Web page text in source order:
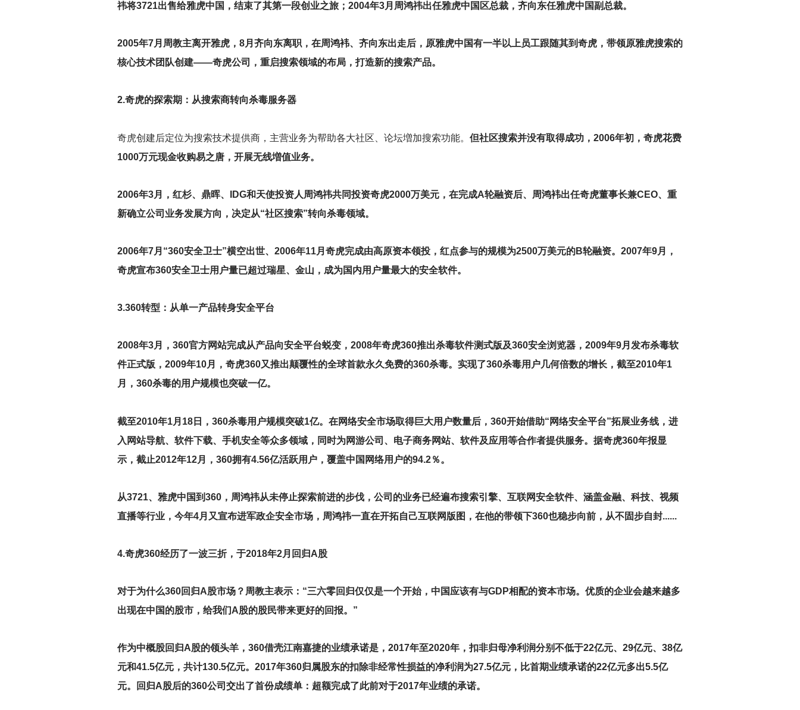
祎将3721出售给雅虎中国，结束了其第一段创业之旅；2004年3月周鸿祎出任雅虎中国区总裁，齐向东任雅虎中国副总裁。
2005年7月周教主离开雅虎，8月齐向东离职，在周鸿袆、齐向东出走后，原雅虎中国有一半以上员工跟随其到奇虎，带领原雅虎搜索的
核心技术团队创建——奇虎公司，重启搜索领域的布局，打造新的搜索产品。
2.奇虎的探索期：从搜索商转向杀毒服务器
奇虎创建后定位为搜索技术提供商，主营业务为帮助各大社区、论坛増加搜索功能。 但社区搜索并没有取得成功，2006年初，奇虎花费
1000万元现金收购易之唐，开展无线増值业务。
2006年3月，红杉、鼎晖、IDG和天使投资人周鸿祎共同投资奇虎2000万美元，在完成A轮融资后、周鸿袆出任奇虎董事长兼CEO、重
新确立公司业务发展方向，决定从“社区搜索”转向杀毒领域。
2006年7月“360安全卫士”横空出世、2006年11月奇虎完成由高原资本领投，红点参与的规模为2500万美元的B轮融资。2007年9月，
奇虎宣布360安全卫士用户量已超过瑞星、金山，成为国内用户量最大的安全软件。
3.360转型：从单一产品转身安全平台
2008年3月，360官方网站完成从产品向安全平台蜕变，2008年奇虎360推出杀毒软件测式版及360安全浏览器，2009年9月发布杀毒软
件正式版，2009年10月，奇虎360又推出颠覆性的全球首款永久免费的360杀毒。实现了360杀毒用户几何倍数的增长，截至2010年1
月，360杀毒的用户规模也突破一亿。
截至2010年1月18日，360杀毒用户规模突破1亿。在网络安全市场取得巨大用户数量后，360开始借助“网络安全平台”拓展业务线，进
入网站导航、软件下载、手机安全等众多领域，同时为网游公司、电子商务网站、软件及应用等合作者提供服务。据奇虎360年报显
示，截止2012年12月，360拥有4.56亿活跃用户，覆盖中国网络用户的94.2％。
从3721、雅虎中国到360，周鸿祎从未停止探索前进的步伐，公司的业务已经遍布搜索引擎、互联网安全软件、涵盖金融、科技、视频
直播等行业，今年4月又宣布进军政企安全市场，周鸿祎一直在开拓自己互联网版图，在他的带领下360也稳步向前，从不固步自封......
4.奇虎360经历了一波三折，于2018年2月回归A股
对于为什么360回归A股市场？周教主表示：“三六零回归仅仅是一个开始，中国应该有与GDP相配的资本市场。优质的企业会越来越多
出现在中国的股市，给我们A股的股民带来更好的回报。”
作为中概股回归A股的领头羊，360借壳江南嘉捷的业绩承诺是，2017年至2020年，扣非归母净利润分别不低于22亿元、29亿元、38亿
元和41.5亿元，共计130.5亿元。2017年360归属股东的扣除非经常性损益的净利润为27.5亿元，比首期业绩承诺的22亿元多出5.5亿
元。回归A股后的360公司交出了首份成绩单：超额完成了此前对于2017年业绩的承诺。